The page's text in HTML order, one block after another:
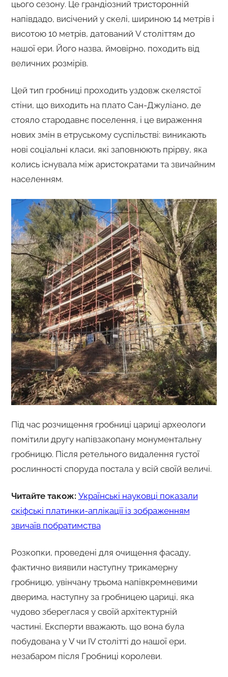
цього сезону. Це грандіозний тристоронній
напівдадо, висічений у скелі, шириною 14 метрів і
висотою 10 метрів, датований V століттям до
нашої ери. Його назва, ймовірно, походить від
величних розмірів.
Цей тип гробниці проходить уздовж скелястої
стіни, що виходить на плато Сан-Джуліано, де
стояло стародавнє поселення, і це вираження
нових змін в етруському суспільстві: виникають
нові соціальні класи, які заповнюють прірву, яка
колись існувала між аристократами та звичайним
населенням.
Під час розчищення гробниці цариці археологи
помітили другу напівзакопану монументальну
гробницю. Після ретельного видалення густої
рослинності споруда постала у всій своїй величі.
Читайте також: Українські науковці показали
скіфські платинки-аплікації із зображенням
звичаїв побратимства
Розкопки, проведені для очищення фасаду,
фактично виявили наступну трикамерну
гробницю, увінчану трьома напівкремневими
дверима, наступну за гробницею цариці, яка
чудово збереглася у своїй архітектурній
частині. Експерти вважають, що вона була
побудована у V чи IV столітті до нашої ери,
незабаром після Гробниці королеви.